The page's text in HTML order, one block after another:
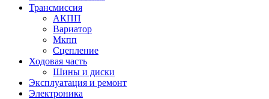
Трансмиссия
АКПП
Вариатор
Мкпп
Сцепление
Ходовая часть
Шины и диски
Эксплуатация и ремонт
Электроника